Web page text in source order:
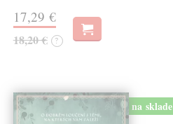
17,29 €
18,20 € ?
na sklade